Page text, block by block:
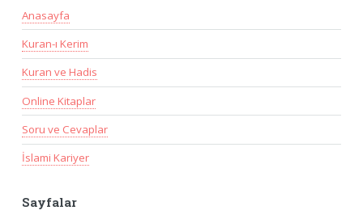
Anasayfa
Kuran-ı Kerim
Kuran ve Hadis
Online Kitaplar
Soru ve Cevaplar
İslami Kariyer
Sayfalar